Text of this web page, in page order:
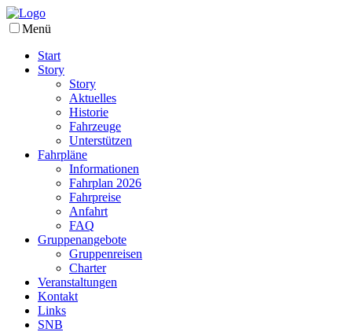
Menü
Start
Story
Story
Aktuelles
Historie
Fahrzeuge
Unterstützen
Fahrpläne
Informationen
Fahrplan 2026
Fahrpreise
Anfahrt
FAQ
Gruppenangebote
Gruppenreisen
Charter
Veranstaltungen
Kontakt
Links
SNB